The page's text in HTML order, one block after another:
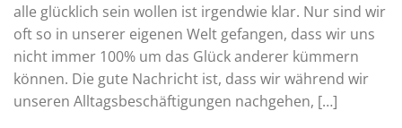
alle glücklich sein wollen ist irgendwie klar. Nur sind wir
oft so in unserer eigenen Welt gefangen, dass wir uns
nicht immer 100% um das Glück anderer kümmern
können. Die gute Nachricht ist, dass wir während wir
unseren Alltagsbeschäftigungen nachgehen, […]